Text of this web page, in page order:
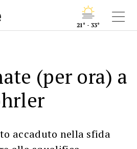
21° - 33°
(per ora) a
accaduto nella sfida